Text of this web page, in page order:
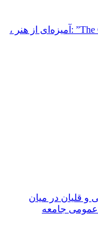
“The Cigar Formerly Known As Mysterio” :آمیزه‌ای از هنر ،
و قلیان در میان
عمومی جامعه